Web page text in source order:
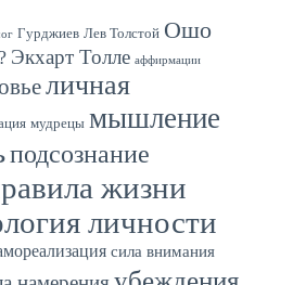
Гурджиев Лев Толстой Ошо
Экхарт Толле аффирмации
личная
мудрецы мышление
подсознание
жизни
личности
сила внимания